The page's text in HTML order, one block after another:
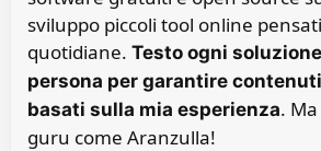
sviluppo piccoli tool online
quotidiane. Testo ogni
persona per garantire
basati sulla mia esperienza.
guru come Aranzulla!